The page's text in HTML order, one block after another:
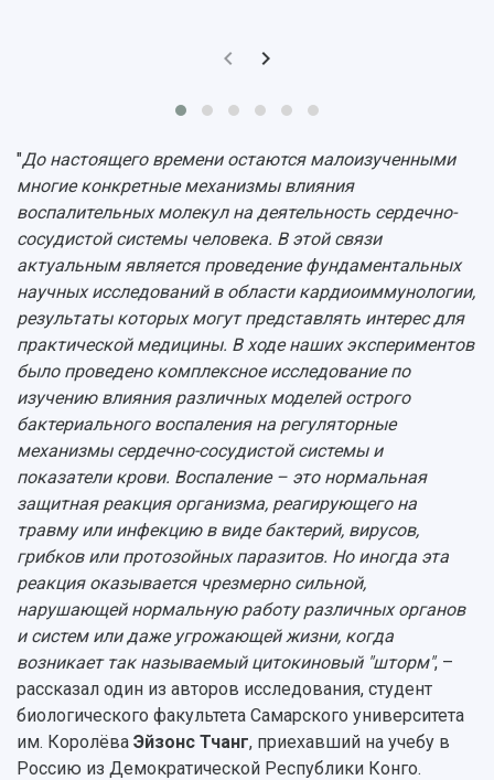
Институт искусственного интеллекта
Аграрный карбоновый полигон
Фирменный стиль
Устойчивое развитие
Кампус
3D-тур по университету
Музеи
Учебный аэродром
Центр истории авиационных двигателей
Ботанический сад
Умный дом бабочек
Международный межвузовский кампус
Сведения об образовательной организации
Официальные документы
Скидки на обучение
Подготовительные курсы
Библиотека
Видеолекции
Противодействие COVID-19
Областной конкурс "Молодой учёный"
Отчеты о научно-исследовательской
деятельности
Журналы Самарского университета
Научные конференции
Патенты
Публикации и издания
Отчеты о проведенных конференциях
"До настоящего времени остаются малоизученными
многие конкретные механизмы влияния
воспалительных молекул на деятельность сердечно-
сосудистой системы человека. В этой связи
актуальным является проведение фундаментальных
научных исследований в области кардиоиммунологии,
результаты которых могут представлять интерес для
практической медицины. В ходе наших экспериментов
было проведено комплексное исследование по
изучению влияния различных моделей острого
бактериального воспаления на регуляторные
механизмы сердечно-сосудистой системы и
показатели крови. Воспаление – это нормальная
защитная реакция организма, реагирующего на
травму или инфекцию в виде бактерий, вирусов,
грибков или протозойных паразитов. Но иногда эта
реакция оказывается чрезмерно сильной,
нарушающей нормальную работу различных органов
и систем или даже угрожающей жизни, когда
возникает так называемый цитокиновый "шторм", –
рассказал один из авторов исследования, студент
биологического факультета Самарского университета
им. Королёва Эйзонс Тчанг, приехавший на учебу в
Россию из Демократической Республики Конго.